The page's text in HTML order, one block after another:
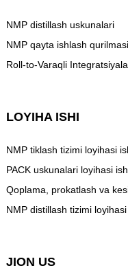
NMP distillash uskunalari
NMP qayta ishlash qurilmasi
Roll-to-Varaqli
LOYIHA ISHI
NMP tiklash tizimi loyihasi
PACK uskunalari loyihasi
Qoplama, prokatlash va
NMP distillash tizimi
JION US